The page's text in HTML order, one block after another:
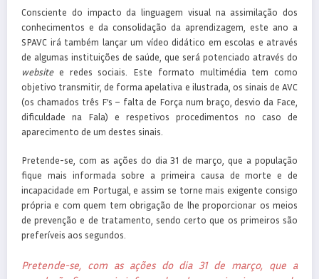
Consciente do impacto da linguagem visual na assimilação dos
conhecimentos e da consolidação da aprendizagem, este ano a
SPAVC irá também lançar um vídeo didático em escolas e através
de algumas instituições de saúde, que será potenciado através do
websitee redes sociais. Este formato multimédia tem como
objetivo transmitir, de forma apelativa e ilustrada, os sinais de AVC
(os chamados três F’s – falta de Força num braço, desvio da Face,
dificuldade na Fala) e respetivos procedimentos no caso de
aparecimento de um destes sinais.
Pretende-se, com as ações do dia 31 de março, que a população
fique mais informada sobre a primeira causa de morte e de
incapacidade em Portugal, e assim se torne mais exigente consigo
própria e com quem tem obrigação de lhe proporcionar os meios
de prevenção e de tratamento, sendo certo que os primeiros são
preferíveis aos segundos.
Pretende-se, com as ações do dia 31 de março, que a